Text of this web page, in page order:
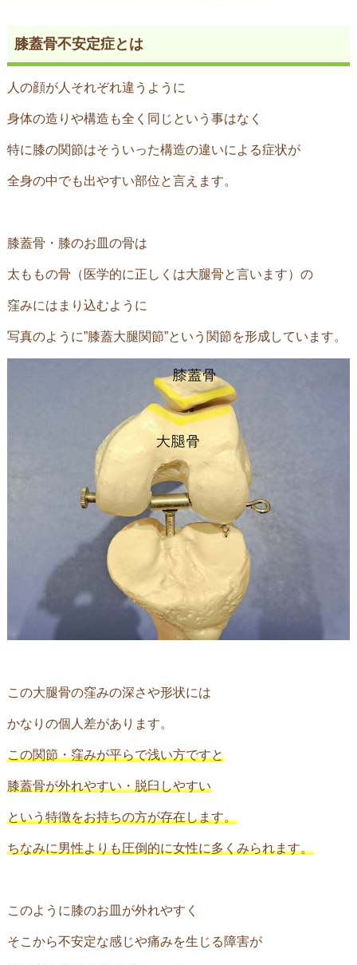
膝蓋骨不安定症とは
人の顔が人それぞれ違うように
身体の造りや構造も全く同じという事はなく
特に膝の関節はそういった構造の違いによる症状が
全身の中でも出やすい部位と言えます。
膝蓋骨・膝のお皿の骨は
太ももの骨（医学的に正しくは大腿骨と言います）の
窪みにはまり込むように
写真のように”膝蓋大腿関節”という関節を形成しています。
この大腿骨の窪みの深さや形状には
かなりの個人差があります。
この関節・窪みが平らで浅い方ですと
膝蓋骨が外れやすい・脱臼しやすい
という特徴をお持ちの方が存在します。
ちなみに男性よりも圧倒的に女性に多くみられます。
このように膝のお皿が外れやすく
そこから不安定な感じや痛みを生じる障害が